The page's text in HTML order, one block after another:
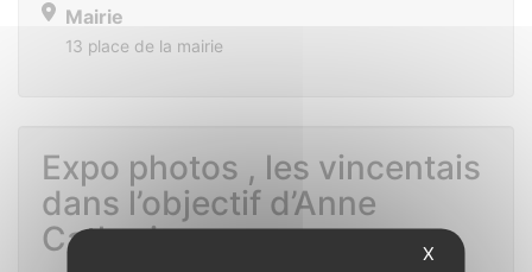
Mairie
13 place de la mairie
Expo photos , les vincentais
dans l’objectif d’Anne
Catherine
X